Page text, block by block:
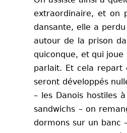
extraordinaire, et on
dansante, elle a
autour de la prison
quiconque, et qui
parlait. Et cela repart
seront développés
– les Danois hostiles
sandwichs – on
dormons sur un banc